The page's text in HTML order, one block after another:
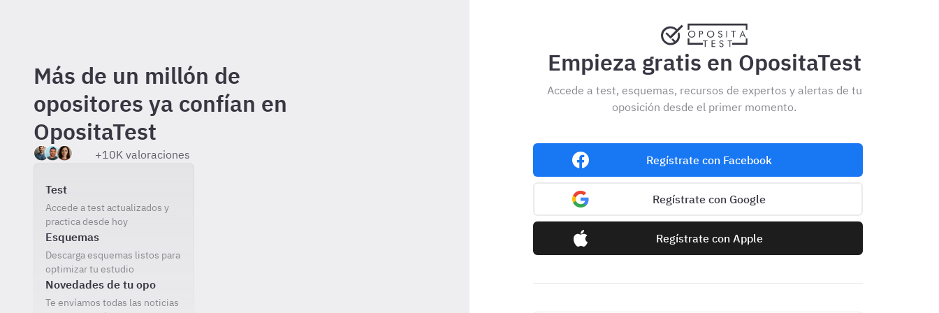
Empieza gratis en OpositaTest
Accede a test, esquemas, recursos de expertos y alertas de tu
oposición desde el primer momento.
Regístrate con Facebook
Regístrate con Google
Regístrate con Apple
Más de un millón de
opositores ya confían en
OpositaTest
+10K valoraciones
Incluido gratis al registrarte
Test
Accede a test actualizados y
practica desde hoy
Esquemas
Descarga esquemas listos para
optimizar tu estudio
Novedades de tu opo
Te envíamos todas las noticias